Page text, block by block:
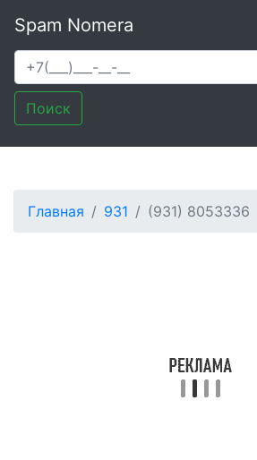
Spam Nomera
Поиск
Главная 931 (931) 8053336